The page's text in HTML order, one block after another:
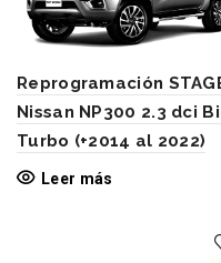
Reprogramación
Nissan NP300 2.3 dci
Turbo (+2014 al 2022)
Leer más